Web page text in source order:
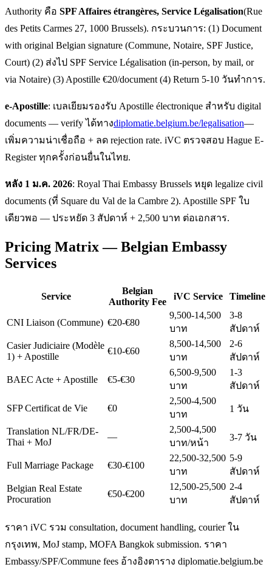
Authority คือ SPF Affaires étrangères, Service Légalisation(Rue
des Petits Carmes 27, 1000 Brussels). กระบวนการ: (1) Document
with original Belgian signature (Commune, Notaire, SPF Justice,
Court) (2) ส่งไป SPF Service Légalisation (in-person, by mail, or
via Notaire) (3) Apostille €20/document (4) Return 5-10 วันทำการ.
e-Apostille: เบลเยียมรองรับ Apostille électronique สำหรับ digital
documents — verify ได้ทางdiplomatie.belgium.be/legalisation—
เพิ่มความน่าเชื่อถือ + ลด rejection rate. iVC ตรวจสอบ Hague E-
Register ทุกครั้งก่อนยื่นในไทย.
หลัง 1 ม.ค. 2026: Royal Thai Embassy Brussels หยุด legalize civil
documents (ที่ Square du Val de la Cambre 2). Apostille SPF ใบ
เดียวพอ — ประหยัด 3 สัปดาห์ + 2,500 บาท ต่อเอกสาร.
Pricing Matrix — Belgian Embassy
Services
Service
Belgian
Authority Fee
iVC Service Timeline
CNI Liaison (Commune) €20-€80
9,500-14,500
บาท
3-8
สัปดาห์
Casier Judiciaire (Modèle
1) + Apostille
€10-€60
8,500-14,500
บาท
2-6
สัปดาห์
BAEC Acte + Apostille €5-€30
6,500-9,500
บาท
1-3
สัปดาห์
SFP Certificat de Vie €0
2,500-4,500
บาท
1 วัน
Translation NL/FR/DE-
Thai + MoJ
—
2,500-4,500
บาท/หน้า
3-7 วัน
Full Marriage Package €30-€100
22,500-32,500
บาท
5-9
สัปดาห์
Belgian Real Estate
Procuration
€50-€200
12,500-25,500
บาท
2-4
สัปดาห์
ราคา iVC รวม consultation, document handling, courier ใน
กรุงเทพ, MoJ stamp, MOFA Bangkok submission. ราคา
Embassy/SPF/Commune fees อ้างอิงตาราง diplomatie.belgium.be